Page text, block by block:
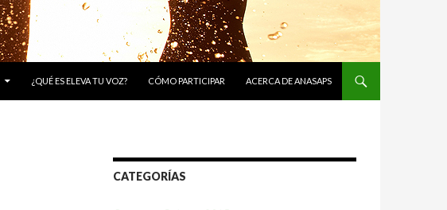
¿QUÉ ES ELEVA TU VOZ? CÓMO PARTICIPAR ACERCA DE ANASAPS
CATEGORÍAS